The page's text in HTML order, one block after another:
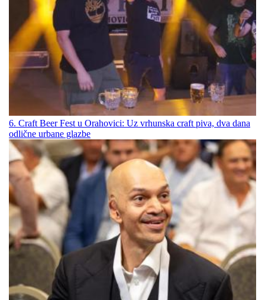
6. Craft Beer Fest u Orahovici: Uz vrhunska craft piva, dva dana
odlične urbane glazbe